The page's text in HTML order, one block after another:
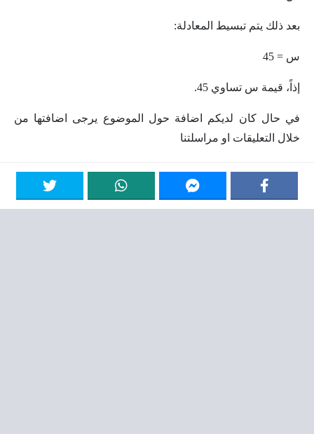
بعد ذلك يتم تبسيط المعادلة:
س = 45
إذاً، قيمة س تساوي 45.
في حال كان لديكم اضافة حول الموضوع يرجى اضافتها من
خلال التعليقات او مراسلتنا